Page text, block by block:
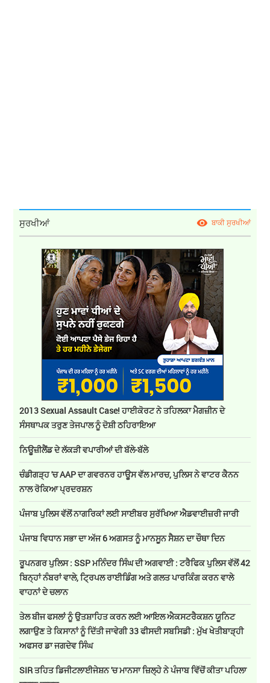
ਸੁਰਖੀਆਂ ਬਾਕੀ ਸੁਰਖੀਆਂ
2013 Sexual Assault Case! ਹਾਈਕੋਰਟ ਨੇ ਤਹਿਲਕਾ ਮੈਗਜ਼ੀਨ ਦੇ
ਸੰਸਥਾਪਕ ਤਰੁਣ ਤੇਜਪਾਲ ਨੂੰ ਦੋਸ਼ੀ ਠਹਿਰਾਇਆ
ਨਿਊਜ਼ੀਲੈਂਡ ਦੇ ਲੱਕੜੀ ਵਪਾਰੀਆਂ ਦੀ ਬੱਲੇ-ਬੱਲੇ
ਚੰਡੀਗੜ੍ਹ 'ਚ AAP ਦਾ ਗਵਰਨਰ ਹਾਊਸ ਵੱਲ ਮਾਰਚ, ਪੁਲਿਸ ਨੇ ਵਾਟਰ ਕੈਨਨ
ਨਾਲ ਰੋਕਿਆ ਪ੍ਰਦਰਸ਼ਨ
ਪੰਜਾਬ ਪੁਲਿਸ ਵੱਲੋਂ ਨਾਗਰਿਕਾਂ ਲਈ ਸਾਈਬਰ ਸੁਰੱਖਿਆ ਐਡਵਾਈਜ਼ਰੀ ਜਾਰੀ
ਪੰਜਾਬ ਵਿਧਾਨ ਸਭਾ ਦਾ ਅੱਜ 6 ਅਗਸਤ ਨੂੰ ਮਾਨਸੂਨ ਸੈਸ਼ਨ ਦਾ ਚੌਥਾ ਦਿਨ
ਰੂਪਨਗਰ ਪੁਲਿਸ : SSP ਮਨਿੰਦਰ ਸਿੰਘ ਦੀ ਅਗਵਾਈ : ਟਰੈਫਿਕ ਪੁਲਿਸ ਵੱਲੋਂ 42
ਬਿਨ੍ਹਾਂ ਨੰਬਰਾਂ ਵਾਲੇ, ਟ੍ਰਿਪਲ ਰਾਈਡਿੰਗ ਅਤੇ ਗਲਤ ਪਾਰਕਿੰਗ ਕਰਨ ਵਾਲੇ
ਵਾਹਨਾਂ ਦੇ ਚਲਾਨ
ਤੇਲ ਬੀਜ ਫਸਲਾਂ ਨੂੰ ਉਤਸ਼ਾਹਿਤ ਕਰਨ ਲਈ ਆਇਲ ਐਕਸਟਰੈਕਸ਼ਨ ਯੂਨਿਟ
ਲਗਾਉਣ ਤੇ ਕਿਸਾਨਾਂ ਨੂੰ ਦਿੱਤੀ ਜਾਵੇਗੀ 33 ਫੀਸਦੀ ਸਬਸਿਡੀ : ਮੁੱਖ ਖੇਤੀਬਾੜ੍ਹੀ
ਅਫਸਰ ਡਾ ਜਗਦੇਵ ਸਿੰਘ
SIR ਤਹਿਤ ਡਿਜੀਟਲਾਈਜੇਸ਼ਨ 'ਚ ਮਾਨਸਾ ਜ਼ਿਲ੍ਹੇ ਨੇ ਪੰਜਾਬ ਵਿੱਚੋਂ ਕੀਤਾ ਪਹਿਲਾ